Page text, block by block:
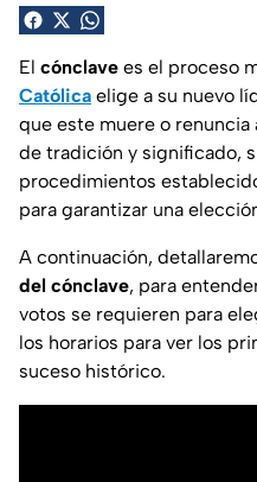
El cónclave es el proceso
Católica elige a su nuevo
que este muere o renuncia
de tradición y significado,
procedimientos
para garantizar una
A continuación,
del cónclave, para
votos se requieren para
los horarios para ver los
suceso histórico.